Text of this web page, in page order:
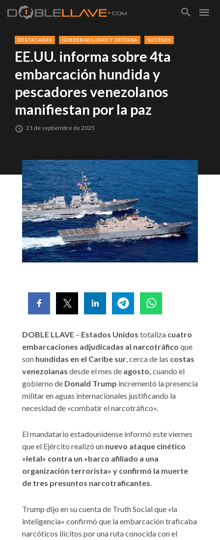
DESTACADAS GOBERNABILIDAD Y DEFENSA SUCESOS
EE.UU. informa sobre 4ta
embarcación hundida y
pescadores venezolanos
manifiestan por la paz
21 de septiembre de 2025
DOBLE LLAVE – Estados Unidos totaliza cuatro
embarcaciones adjudicadas al narcotráfico que
son hundidas en el Caribe sur, cerca de las costas
venezolanas desde el mes de agosto, cuando el
gobierno de Donald Trump incrementó la presencia
militar en aguas internacionales justificando la
necesidad de «combatir el narcotráfico».
El mandatario estadounidense informó este viernes
que el Ejército realizó un nuevo ataque cinético
«letal» contra un «barco afiliado a una
organización terrorista» y confirmó la muerte
de tres presuntos narcotraficantes.
Trump dijo en su cuenta de Truth Social que «la
inteligencia» confirmó que la embarcación traficaba
narcóticos ilícitos por una ruta conocida con el